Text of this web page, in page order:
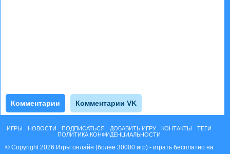
Комментарии Комментарии VK
ИГРЫ НОВОСТИ ПОДПИСАТЬСЯ ДОБАВИТЬ ИГРУ КОНТАКТЫ
ТЕГИ
ПОЛИТИКА КОНФИДЕНЦИАЛЬНОСТИ
© Copyright 2026 Игры онлайн (более 30000 игр) - играть бесплатно на